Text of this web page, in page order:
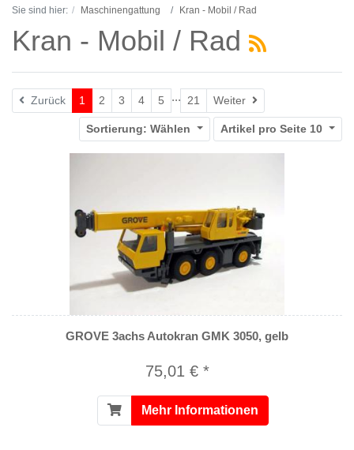
Sie sind hier: Maschinengattung Kran - Mobil / Rad
Kran - Mobil / Rad
Zurück 1 2 3 4 5 ... 21 Weiter Weiter
Sortierung: Wählen Artikel pro Seite 10
GROVE 3achs Autokran GMK 3050, gelb
75,01 € *
Mehr Informationen